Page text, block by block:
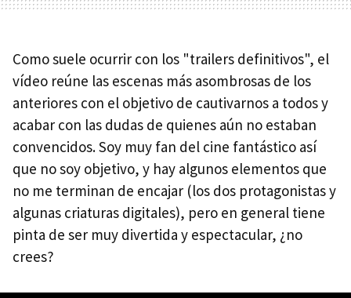
Como suele ocurrir con los "trailers definitivos", el
vídeo reúne las escenas más asombrosas de los
anteriores con el objetivo de cautivarnos a todos y
acabar con las dudas de quienes aún no estaban
convencidos. Soy muy fan del cine fantástico así
que no soy objetivo, y hay algunos elementos que
no me terminan de encajar (los dos protagonistas y
algunas criaturas digitales), pero en general tiene
pinta de ser muy divertida y espectacular, ¿no
crees?